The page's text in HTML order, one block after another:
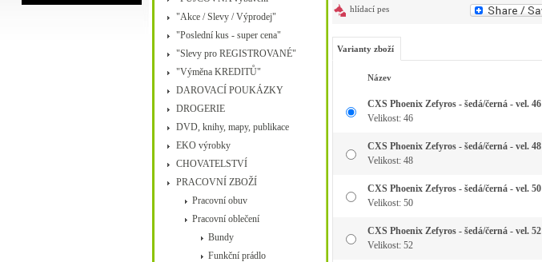
"Akce / Slevy / Výprodej"
"Poslední kus - super cena"
"Slevy pro REGISTROVANÉ"
"Výměna KREDITŮ"
DAROVACÍ POUKÁZKY
DROGERIE
DVD, knihy, mapy, publikace
EKO výrobky
CHOVATELSTVÍ
PRACOVNÍ ZBOŽÍ
Pracovní obuv
Pracovní oblečení
Bundy
Funkční prádlo
hlídací pes
Varianty zboží
Název
CXS Phoenix Zefyros - šedá/černá - vel. 46
Velikost: 46
CXS Phoenix Zefyros - šedá/černá - vel. 48
Velikost: 48
CXS Phoenix Zefyros - šedá/černá - vel. 50
Velikost: 50
CXS Phoenix Zefyros - šedá/černá - vel. 52
Velikost: 52